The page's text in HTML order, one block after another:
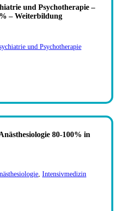
und Psychotherapie –
– Weiterbildung
und Psychotherapie
80-100% in
Intensivmedizin